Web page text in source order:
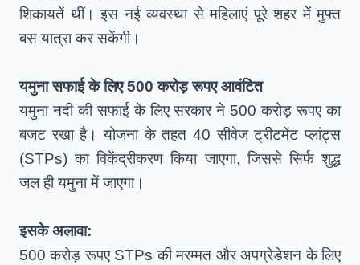
शिकायतें थीं। इस नई व्यवस्था से महिलाएं पूरे शहर में मुफ्त
बस यात्रा कर सकेंगी।
यमुना सफाई के लिए 500 करोड़ रूपए आवंटित
यमुना नदी की सफाई के लिए सरकार ने 500 करोड़ रूपए का
बजट रखा है। योजना के तहत 40 सीवेज ट्रीटमेंट प्लांट्स
(STPs) का विकेंद्रीकरण किया जाएगा, जिससे सिर्फ शुद्ध
जल ही यमुना में जाएगा।
इसके अलावा:
500 करोड़ रूपए STPs की मरम्मत और अपग्रेडेशन के लिए